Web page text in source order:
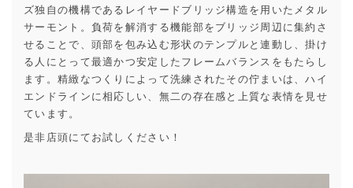
ズ独自の機構であるレイヤードブリッジ構造を用いたメタル
サーモント。負荷を解消する機能部をブリッジ周辺に集約さ
せることで、頭部を包み込む形状のテンプルと連動し、掛け
る人にとって最適かつ安定したフレームバランスをもたらし
ます。精緻なつくりによって洗練されたその佇まいは、ハイ
エンドラインに相応しい、無二の存在感と上質な表情を見せ
ています。
是非店頭にてお試しください！